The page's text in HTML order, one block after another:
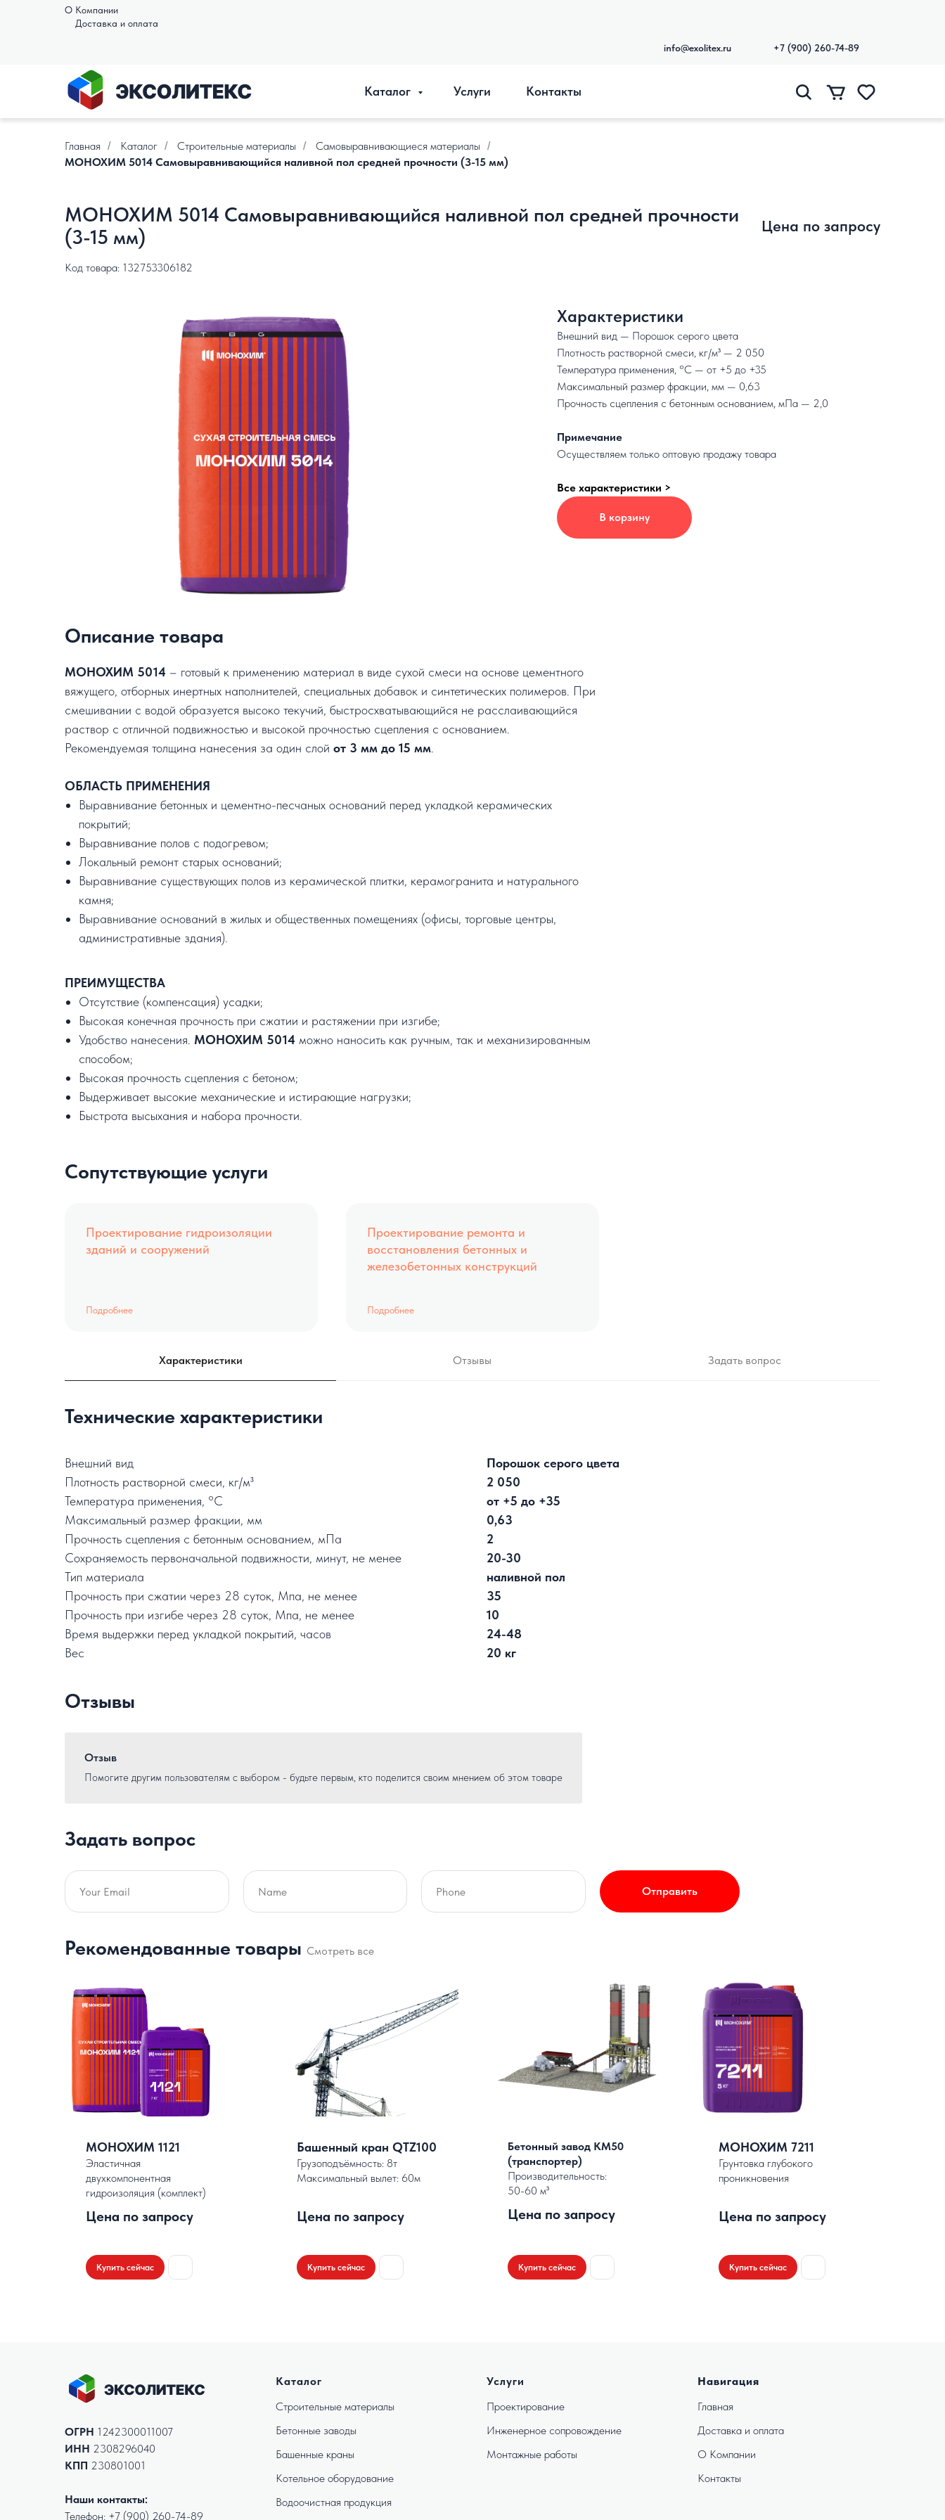
О Компании
Доставка и оплата
info@exolitex.ru +7 (900) 260-74-89
Каталог Услуги Контакты
Главная / Каталог / Строительные материалы / Самовыравнивающиеся материалы /
МОНОХИМ 5014 Самовыравнивающийся наливной пол средней прочности (3-15 мм)
МОНОХИМ 5014 Самовыравнивающийся наливной пол средней прочности
(3-15 мм)
Цена по запросу
Код товара: 132753306182
Характеристики
Внешний вид — Порошок серого цвета
Плотность растворной смеси, кг/м³ — 2 050
Температура применения, °C — от +5 до +35
Максимальный размер фракции, мм — 0,63
Прочность сцепления с бетонным основанием, мПа — 2,0
Примечание
Осуществляем только оптовую продажу товара
Все характеристики >
В корзину
Описание товара
МОНОХИМ 5014 – готовый к применению материал в виде сухой смеси на основе цементного
вяжущего, отборных инертных наполнителей, специальных добавок и синтетических полимеров. При
смешивании с водой образуется высоко текучий, быстросхватывающийся не расслаивающийся
раствор с отличной подвижностью и высокой прочностью сцепления с основанием.
Рекомендуемая толщина нанесения за один слой от 3 мм до 15 мм
ОБЛАСТЬ ПРИМЕНЕНИЯ
Выравнивание бетонных и цементно-песчаных оснований перед укладкой керамических
покрытий;
Выравнивание полов с подогревом;
Локальный ремонт старых оснований;
Выравнивание существующих полов из керамической плитки, керамогранита и натурального
камня;
Выравнивание оснований в жилых и общественных помещениях (офисы, торговые центры,
административные здания).
ПРЕИМУЩЕСТВА
Отсутствие (компенсация) усадки;
Высокая конечная прочность при сжатии и растяжении при изгибе;
Удобство нанесения. МОНОХИМ 5014 можно наносить как ручным, так и механизированным
способом;
Высокая прочность сцепления с бетоном;
Выдерживает высокие механические и истирающие нагрузки;
Быстрота высыхания и набора прочности.
Сопутствующие услуги
Проектирование гидроизоляции
зданий и сооружений
Подробнее
Проектирование ремонта и
восстановления бетонных и
железобетонных конструкций
Подробнее
Характеристики Отзывы Задать вопрос
Технические характеристики
Внешний вид
Плотность растворной смеси, кг/м³
Температура применения, °C
Максимальный размер фракции, мм
Прочность сцепления с бетонным основанием, мПа
Сохраняемость первоначальной подвижности, минут, не менее
Тип материала
Прочность при сжатии через 28 суток, Мпа, не менее
Прочность при изгибе через 28 суток, Мпа, не менее
Время выдержки перед укладкой покрытий, часов
Вес
Порошок серого цвета
2 050
от +5 до +35
0,63
2
20-30
наливной пол
35
10
24-48
20 кг
Отзывы
Отзыв
Помогите другим пользователям с выбором - будьте первым, кто поделится своим мнением об этом товаре
Задать вопрос
Отправить
Рекомендованные товары Смотреть все
МОНОХИМ 1121
Эластичная
двухкомпонентная
гидроизоляция (комплект)
Цена по запросу
Купить сейчас
Башенный кран QTZ100
Грузоподъёмность: 8т
Максимальный вылет: 60м
Цена по запросу
Купить сейчас
Бетонный завод КМ50
(транспортер)
Производительность:
50-60 м³
Цена по запросу
Купить сейчас
МОНОХИМ 7211
Грунтовка глубокого
проникновения
Цена по запросу
Купить сейчас
ОГРН 1242300011007
ИНН 2308296040
КПП 230801001
Наши контакты:
Телефон: +7 (900) 260-74-89
Каталог
Строительные материалы
Бетонные заводы
Башенные краны
Котельное оборудование
Водоочистная продукция
Услуги
Проектирование
Инженерное сопровождение
Монтажные работы
Навигация
Главная
Доставка и оплата
О Компании
Контакты